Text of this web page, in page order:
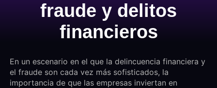
fraude y delitos
financieros
En un escenario en el que la delincuencia financiera y
el fraude son cada vez más sofisticados, la
importancia de que las empresas inviertan en